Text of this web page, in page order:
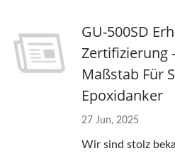
GU-500SD
Zertifizierung
Maßstab Für
Epoxidanker
27 Jun, 2025
Wir sind stolz